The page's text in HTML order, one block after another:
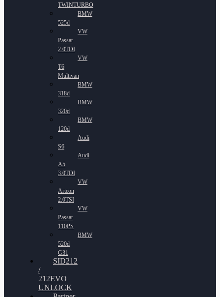
TWINTURBO
BMW
525d
VW
Passat
2.0TDI
VW
T6
Multivan
BMW
318d
BMW
320d
BMW
120d
Audi
S6
Audi
A5
3.0TDI
VW
Arteon
2.0TSI
VW
Passat
110PS
BMW
520d
G31
SID212
/
212EVO
UNLOCK